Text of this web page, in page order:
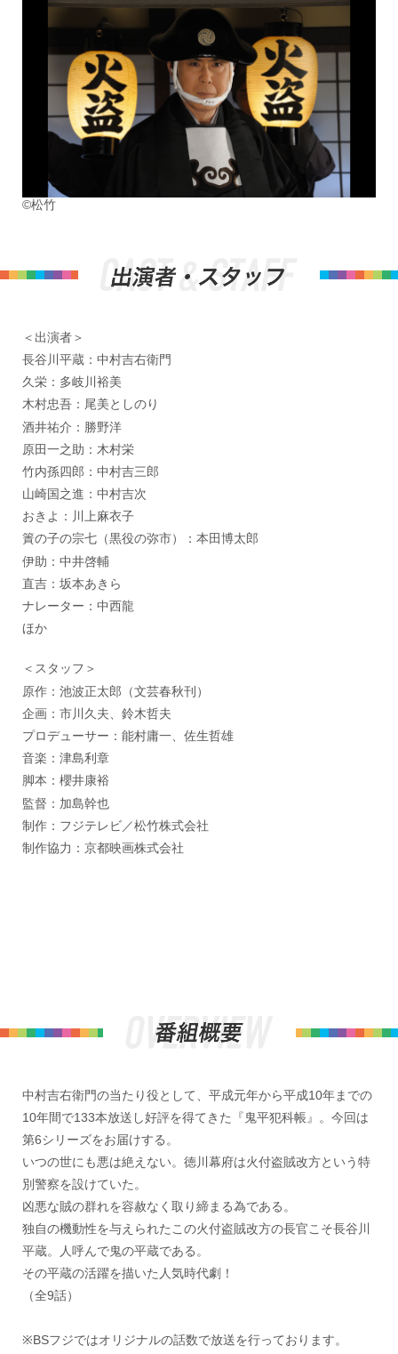
©松竹
＜出演者＞
長谷川平蔵：中村吉右衛門
久栄：多岐川裕美
木村忠吾：尾美としのり
酒井祐介：勝野洋
原田一之助：木村栄
竹内孫四郎：中村吉三郎
山崎国之進：中村吉次
おきよ：川上麻衣子
簀の子の宗七（黒役の弥市）：本田博太郎
伊助：中井啓輔
直吉：坂本あきら
ナレーター：中西龍
ほか
＜スタッフ＞
原作：池波正太郎（文芸春秋刊）
企画：市川久夫、鈴木哲夫
プロデューサー：能村庸一、佐生哲雄
音楽：津島利章
脚本：櫻井康裕
監督：加島幹也
制作：フジテレビ／松竹株式会社
制作協力：京都映画株式会社
中村吉右衛門の当たり役として、平成元年から平成10年までの
10年間で133本放送し好評を得てきた『鬼平犯科帳』。今回は
第6シリーズをお届けする。
いつの世にも悪は絶えない。徳川幕府は火付盗賊改方という特
別警察を設けていた。
凶悪な賊の群れを容赦なく取り締まる為である。
独自の機動性を与えられたこの火付盗賊改方の長官こそ長谷川
平蔵。人呼んで鬼の平蔵である。
その平蔵の活躍を描いた人気時代劇！
（全9話）
※BSフジではオリジナルの話数で放送を行っております。